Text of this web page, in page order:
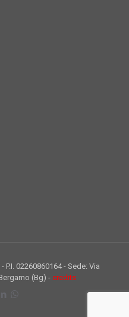
02260860164 - Sede: Via
(Bg) -credits